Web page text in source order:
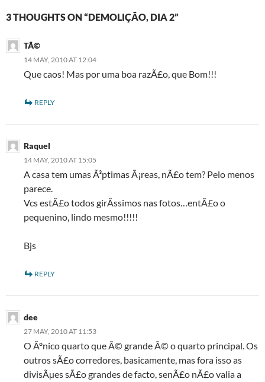
3 THOUGHTS ON “DEMOLIÇÃO, DIA 2”
TÃ©
14 MAY, 2010 AT 12:04
Que caos! Mas por uma boa razÃ£o, que Bom!!!
REPLY
Raquel
14 MAY, 2010 AT 15:05
A casa tem umas Ã³ptimas Ã¡reas, nÃ£o tem? Pelo menos
parece.
Vcs estÃ£o todos girÃ­ssimos nas fotos…entÃ£o o
pequenino, lindo mesmo!!!!!
Bjs
REPLY
dee
27 MAY, 2010 AT 11:53
O Ãºnico quarto que Ã© grande Ã© o quarto principal. Os
outros sÃ£o corredores, basicamente, mas fora isso as
divisÃµes sÃ£o grandes de facto, senÃ£o nÃ£o valia a